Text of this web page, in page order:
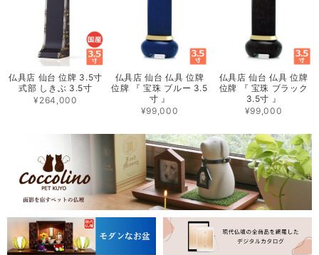
仏具店 仙台 位牌 3.5寸
式部 しきぶ 3.5寸
¥264,000
仏具店 仙台 仏具 位牌
位牌 『 宝珠 ブルー 3.5
寸 』
¥99,000
仏具店 仙台 仏具 位牌
位牌 『 宝珠 ブラック
3.5寸 』
¥99,000